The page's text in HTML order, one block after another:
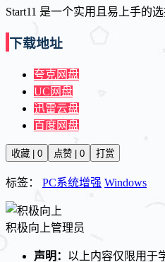
Start11 是一个实用且易上手的选
下载地址
夸克网盘
UC网盘
迅雷云盘
百度网盘
收藏 | 0 点赞 | 0 打赏
标签： PC系统增强 Windows
积极向上管理员
声明： 以上内容仅限用于